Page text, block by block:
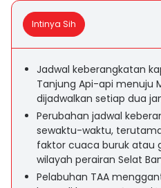
Intinya Sih
Jadwal keberangkatan
Tanjung Api-api menuju
dijadwalkan setiap dua
Perubahan jadwal
sewaktu-waktu,
faktor cuaca buruk atau
wilayah perairan Selat
Pelabuhan TAA